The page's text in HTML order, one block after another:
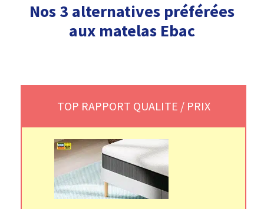
Nos 3 alternatives préférées
aux matelas Ebac
TOP RAPPORT QUALITE / PRIX